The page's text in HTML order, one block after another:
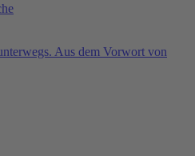
Aus dem Vorwort von